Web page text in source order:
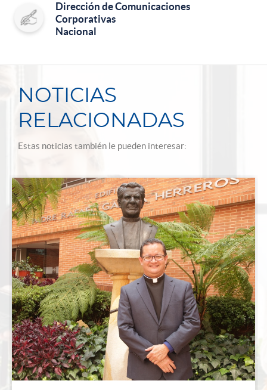
Dirección de Comunicaciones
Corporativas
Nacional
NOTICIAS
RELACIONADAS
Estas noticias también le pueden interesar: